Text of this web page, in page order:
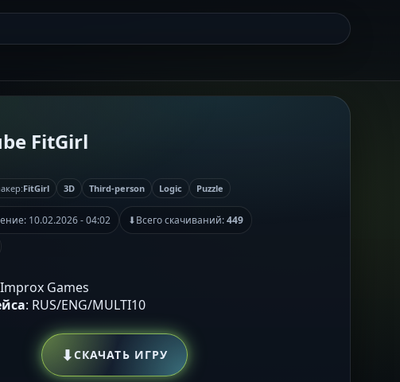
FitGirl
FitGirl 3D Third-person Logic Puzzle
10.02.2026 - 04:02 ⬇Всего скачиваний:449
Games
: RUS/ENG/MULTI10
⬇СКАЧАТЬ ИГРУ